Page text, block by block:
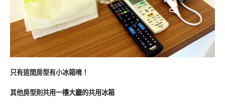
只有這間房型有小冰箱唷！
其他房型則共用一樓大廳的共用冰箱